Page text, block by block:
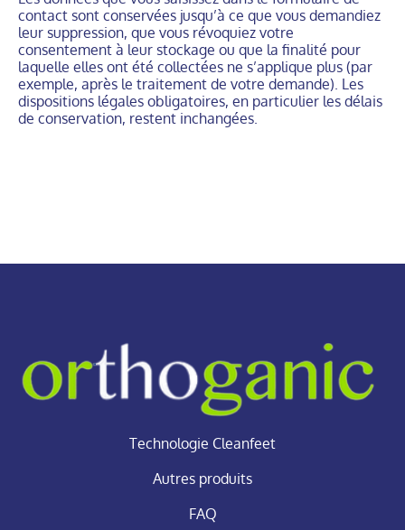
contact sont conservées jusqu’à ce que vous demandiez
leur suppression, que vous révoquiez votre
consentement à leur stockage ou que la finalité pour
laquelle elles ont été collectées ne s’applique plus (par
exemple, après le traitement de votre demande). Les
dispositions légales obligatoires, en particulier les délais
de conservation, restent inchangées.
Technologie Cleanfeet
Autres produits
FAQ